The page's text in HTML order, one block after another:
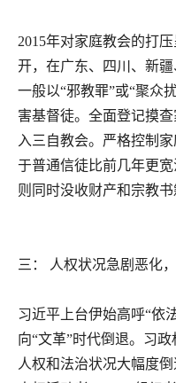
2015年对家庭教会的打
开，在广东、四川、新疆
一般以“邪教罪”或“聚众
害基督徒。全面登记摸
入三自教会。严格控制
于普通信徒比前几年更
则同时没收财产和宗教书
三： 人权状况急剧恶化
习近平上台伊始高呼“依
向“文革”时代倒退。习
人权和法治状况大幅度